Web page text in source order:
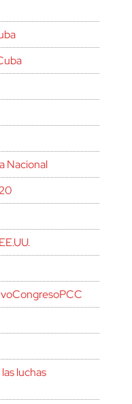
Nacional
luchas